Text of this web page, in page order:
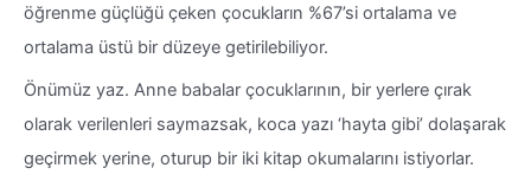
öğrenme güçlüğü çeken çocukların %67’si ortalama ve
ortalama üstü bir düzeye getirilebiliyor.
Önümüz yaz. Anne babalar çocuklarının, bir yerlere çırak
olarak verilenleri saymazsak, koca yazı ‘hayta gibi’ dolaşarak
geçirmek yerine, oturup bir iki kitap okumalarını istiyorlar.